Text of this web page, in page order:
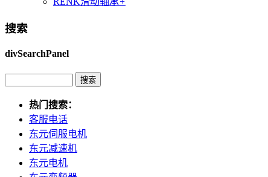
搜索
divSearchPanel
热门搜索：
客服电话
东元伺服电机
东元减速机
东元电机